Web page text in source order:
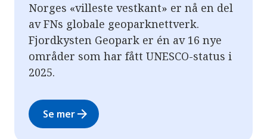
Norges «villeste vestkant» er nå en del
av FNs globale geoparknettverk.
Fjordkysten Geopark er én av 16 nye
områder som har fått UNESCO-status i
2025.
Se merarrow_forward